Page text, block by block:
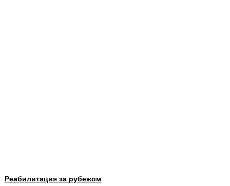
Реабилитация за рубежом